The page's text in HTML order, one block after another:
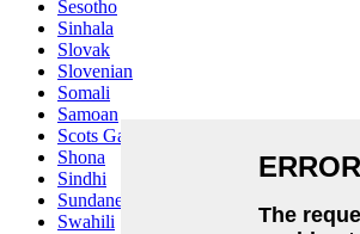
Sesotho
Sinhala
Slovak
Slovenian
Somali
Samoan
Scots Gaelic
Shona
Sindhi
Sundanese
Swahili